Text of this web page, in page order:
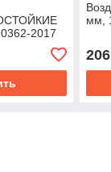
2017
мм,